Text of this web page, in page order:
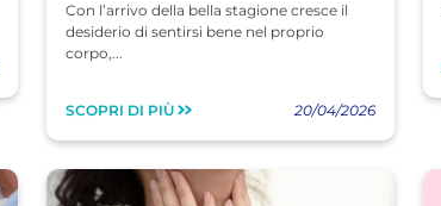
Con l’arrivo della bella stagione cresce il
desiderio di sentirsi bene nel proprio
corpo,...
SCOPRI DI PIÙ 20/04/2026